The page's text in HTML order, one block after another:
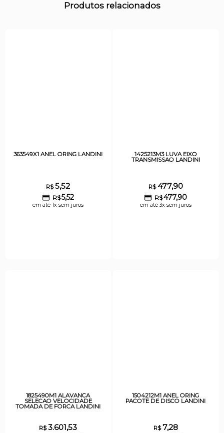
Produtos relacionados
363549X1 ANEL ORING LANDINI
R$5,52
R$5,52
em até 1x sem juros
1425213M3 LUVA EIXO
TRANSMISSAO LANDINI
R$477,90
R$477,90
em até 3x sem juros
1825490M1 ALAVANCA
SELECAO VELOCIDADE
TOMADA DE FORCA LANDINI
R$3.601,53
1504212M1 ANEL ORING
PACOTE DE DISCO LANDINI
R$7,28